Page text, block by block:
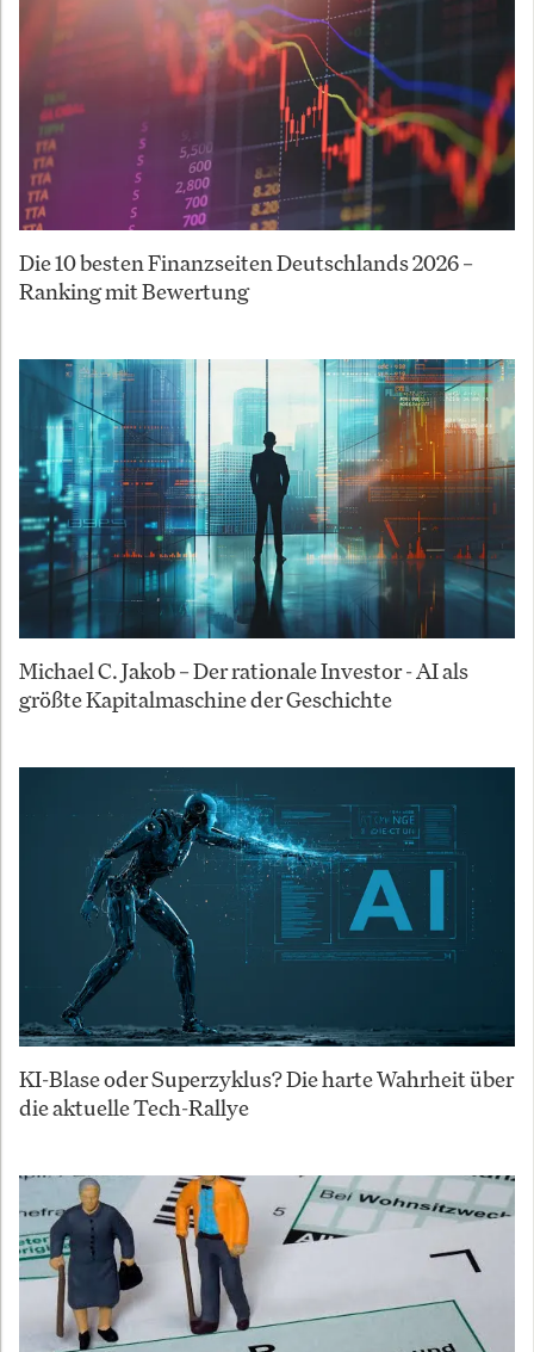
Die 10 besten Finanzseiten Deutschlands 2026 –
Ranking mit Bewertung
Michael C. Jakob – Der rationale Investor - AI als
größte Kapitalmaschine der Geschichte
KI-Blase oder Superzyklus? Die harte Wahrheit über
die aktuelle Tech-Rallye